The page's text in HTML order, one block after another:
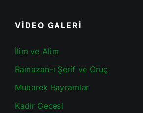
VİDEO GALERİ
İlim ve Alim
Ramazan-ı Şerif ve Oruç
Mübarek Bayramlar
Kadir Gecesi